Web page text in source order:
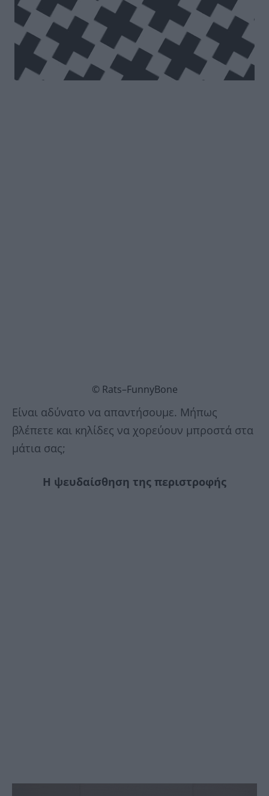
© Rats–FunnyBone
Είναι αδύνατο να απαντήσουμε. Μήπως
βλέπετε και κηλίδες να χορεύουν μπροστά στα
μάτια σας;
Η ψευδαίσθηση της περιστροφής